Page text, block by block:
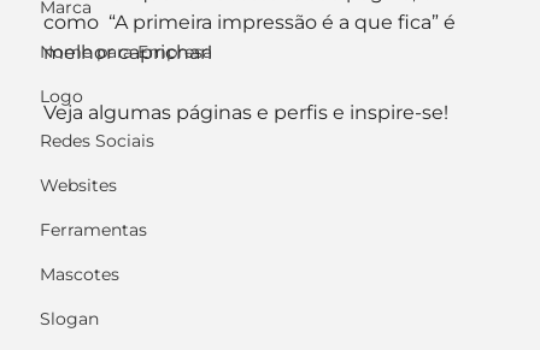
Marca
Nome para Empresa
Logo
Redes Sociais
Websites
Ferramentas
Mascotes
Slogan
como  “A primeira impressão é a que fica” é
melhor caprichar!
Veja algumas páginas e perfis e inspire-se!